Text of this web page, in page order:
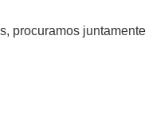
procuramos juntamente